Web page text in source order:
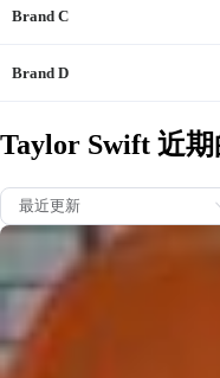
ver the years. You created
off. We wrote this with so
made us laugh and
ckyard all throughout our
oy Story 5 is out
Just a few Opalite
st got this song!! I can’t
n away by the love you’ve
Brand C
Brand D
Taylor Swift 近